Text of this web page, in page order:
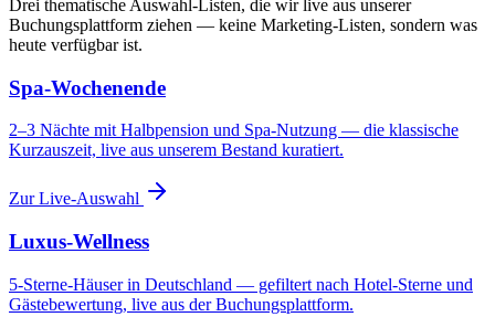
Drei thematische Auswahl-Listen, die wir live aus unserer
Buchungsplattform ziehen — keine Marketing-Listen, sondern was
heute verfügbar ist.
Spa-Wochenende
2–3 Nächte mit Halbpension und Spa-Nutzung — die klassische
Kurzauszeit, live aus unserem Bestand kuratiert.
Zur Live-Auswahl
Luxus-Wellness
5-Sterne-Häuser in Deutschland — gefiltert nach Hotel-Sterne und
Gästebewertung, live aus der Buchungsplattform.